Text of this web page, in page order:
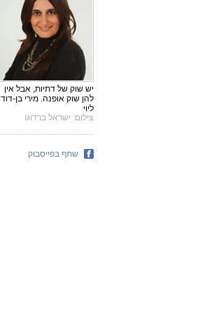
יש שוק של דתיות, אבל אין
להן שוק אופנה. מירי בן-דוד
ליוי
צילום: ישראל ברדוגו
שתף בפייסבוק